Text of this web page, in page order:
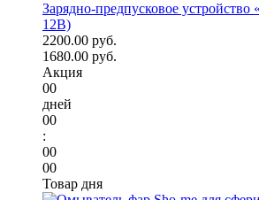
Зарядно-предпусковое устройство
12В)
2200.00 руб.
1680.00 руб.
Акция
00
дней
00
:
00
00
Товар дня